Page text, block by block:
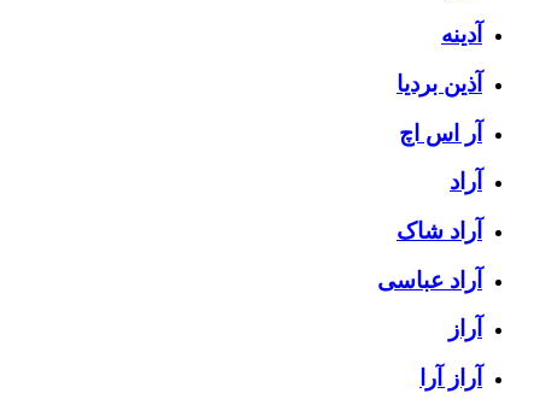
آدینه
آذین بردیا
آر اس اچ
آراد
آراد شاک
آراد عباسی
آراز
آراز آرا